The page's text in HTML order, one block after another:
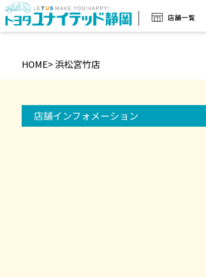
店舗一覧
HOME>浜松宮竹店
店舗インフォメーション